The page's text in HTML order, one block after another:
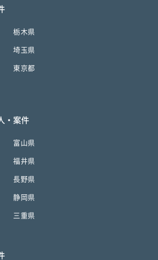
栃木県
埼玉県
東京都
・案件
富山県
福井県
長野県
静岡県
三重県